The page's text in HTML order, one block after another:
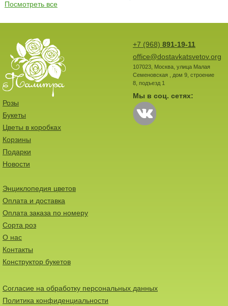
Посмотреть все
+7 (968) 891-19-11
office@dostavkatsvetov.org
107023, Москва, улица Малая
Семеновская , дом 9, строение
8, подъезд 1
Мы в соц. сетях:
Розы
Букеты
Цветы в коробках
Корзины
Подарки
Новости
Энциклопедия цветов
Оплата и доставка
Оплата заказа по номеру
Сорта роз
О нас
Контакты
Конструктор букетов
Согласие на обработку персональных данных
Политика конфиденциальности